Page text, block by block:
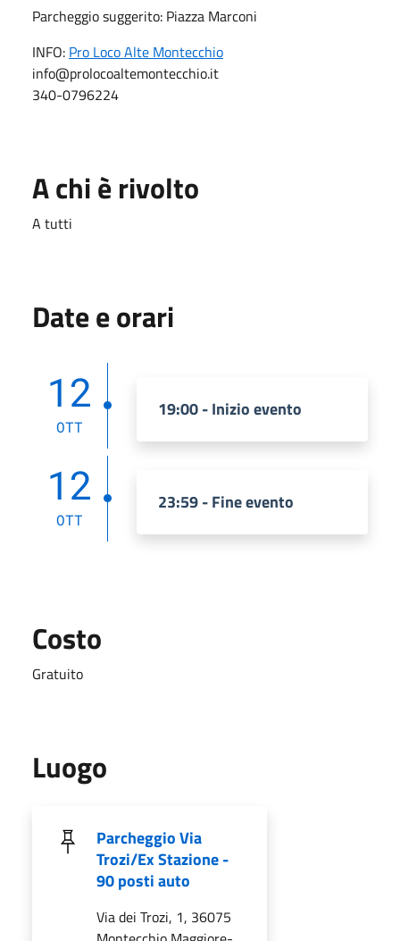
Parcheggio suggerito: Piazza Marconi
INFO: Pro Loco Alte Montecchio
info@prolocoaltemontecchio.it
340-0796224
A chi è rivolto
A tutti
Date e orari
12
OTT
19:00 - Inizio evento
12
OTT
23:59 - Fine evento
Costo
Gratuito
Luogo
Parcheggio Via
Trozi/Ex Stazione -
90 posti auto
Via dei Trozi, 1, 36075